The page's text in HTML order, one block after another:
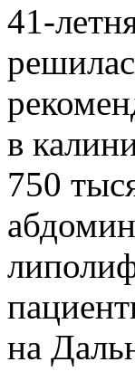
в
750
на